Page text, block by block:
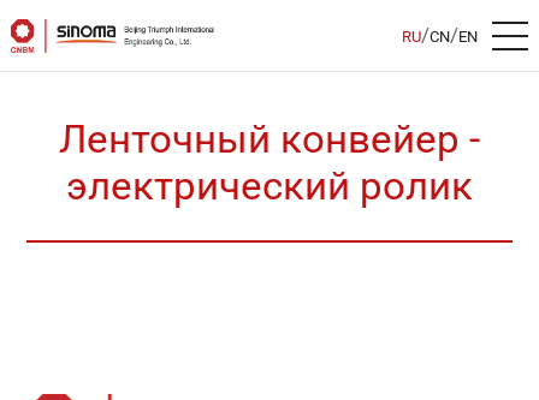
RU/CN/EN
Ленточный конвейер -
электрический ролик